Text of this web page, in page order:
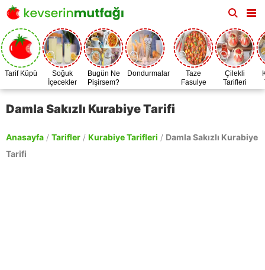
Tarif Küpü
Soğuk
İçecekler
Bugün Ne
Pişirsem?
Dondurmalar
Taze
Fasulye
Zamanı
Çilekli
Tarifleri
Damla Sakızlı Kurabiye Tarifi
Anasayfa / Tarifler / Kurabiye Tarifleri / Damla Sakızlı Kurabiye
Tarifi